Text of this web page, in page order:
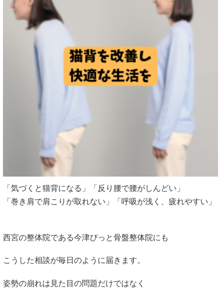
「気づくと猫背になる」「反り腰で腰がしんどい」
「巻き肩で肩こりが取れない」「呼吸が浅く、疲れやすい」
西宮の整体院である今津ぴっと骨盤整体院にも
こうした相談が毎日のように届きます。
姿勢の崩れは見た目の問題だけではなく